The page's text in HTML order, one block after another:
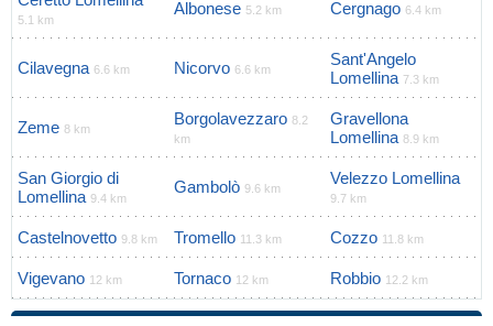
5.1 km
Albonese 5.2 km Cergnago 6.4 km
Cilavegna 6.6 km Nicorvo 6.6 km
Sant'Angelo
Lomellina 7.3 km
Zeme 8 km
Borgolavezzaro 8.2
km
Gravellona
Lomellina 8.9 km
San Giorgio di
Lomellina 9.4 km
Gambolò 9.6 km
Velezzo Lomellina
9.7 km
Castelnovetto 9.8 km Tromello 11.3 km Cozzo 11.8 km
Vigevano 12 km Tornaco 12 km Robbio 12.2 km